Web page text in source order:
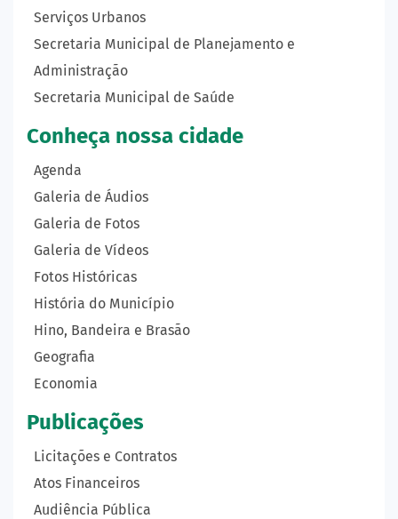
Serviços Urbanos
Secretaria Municipal de Planejamento e
Administração
Secretaria Municipal de Saúde
Conheça nossa cidade
Agenda
Galeria de Áudios
Galeria de Fotos
Galeria de Vídeos
Fotos Históricas
História do Município
Hino, Bandeira e Brasão
Geografia
Economia
Publicações
Licitações e Contratos
Atos Financeiros
Audiência Pública